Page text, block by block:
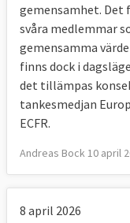
gemensamhet.
svåra medlemmar
gemensamma
finns dock i
det tillämpas
tankesmedjan
ECFR.
Andreas Bock 10 april
8 april 2026